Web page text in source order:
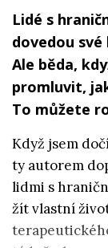
Lidé s
dovedou
Ale běda,
promluvit,
To můžete
Když jsem
ty autorem
lidmi s
žít vlastní